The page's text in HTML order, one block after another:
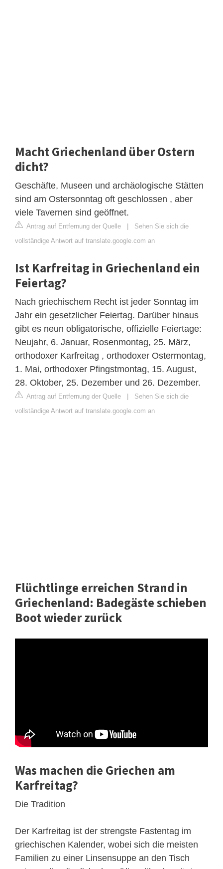
Macht Griechenland über Ostern
dicht?
Geschäfte, Museen und archäologische Stätten
sind am Ostersonntag oft geschlossen , aber
viele Tavernen sind geöffnet.
Antrag auf Entfernung der Quelle
Sehen Sie sich die
vollständige Antwort auf translate.google.com an
Ist Karfreitag in Griechenland ein
Feiertag?
Nach griechischem Recht ist jeder Sonntag im
Jahr ein gesetzlicher Feiertag. Darüber hinaus
gibt es neun obligatorische, offizielle Feiertage:
Neujahr, 6. Januar, Rosenmontag, 25. März,
orthodoxer Karfreitag , orthodoxer Ostermontag,
1. Mai, orthodoxer Pfingstmontag, 15. August,
28. Oktober, 25. Dezember und 26. Dezember.
Antrag auf Entfernung der Quelle
Sehen Sie sich die
vollständige Antwort auf translate.google.com an
Flüchtlinge erreichen Strand in
Griechenland: Badegäste schieben
Boot wieder zurück
Was machen die Griechen am
Karfreitag?
Die Tradition
Der Karfreitag ist der strengste Fastentag im
griechischen Kalender, wobei sich die meisten
Familien zu einer Linsensuppe an den Tisch